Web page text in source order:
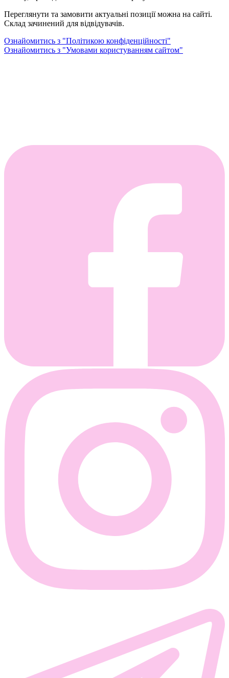
Переглянути та замовити актуальні позиції можна на сайті.
Склад зачинений для відвідувачів.
Ознайомитись з "Політикою конфіденційності"
Ознайомитись з "Умовами користуванням сайтом"